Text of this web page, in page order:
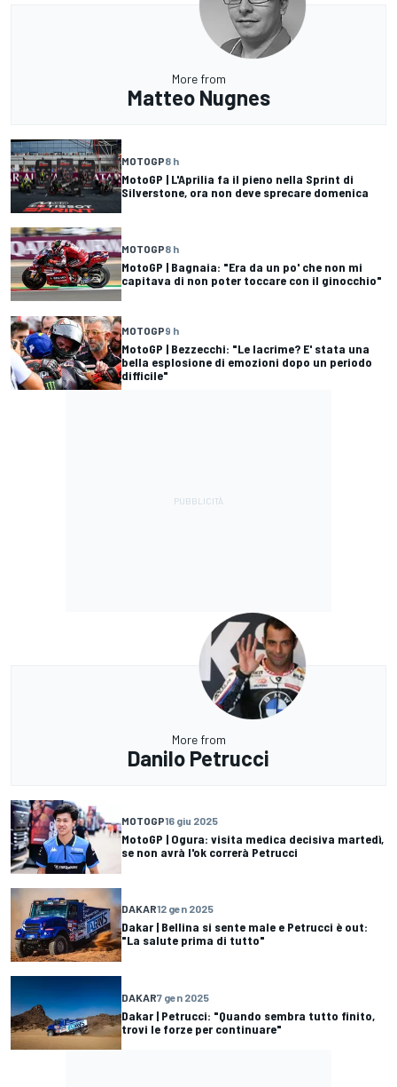
More from
Matteo Nugnes
MOTOGP8 h
MotoGP | L'Aprilia fa il pieno nella Sprint di
Silverstone, ora non deve sprecare domenica
MOTOGP8 h
MotoGP | Bagnaia: "Era da un po' che non mi
capitava di non poter toccare con il ginocchio"
MOTOGP9 h
MotoGP | Bezzecchi: "Le lacrime? E' stata una
bella esplosione di emozioni dopo un periodo
difficile"
More from
Danilo Petrucci
MOTOGP16 giu 2025
MotoGP | Ogura: visita medica decisiva martedì,
se non avrà l'ok correrà Petrucci
DAKAR12 gen 2025
Dakar | Bellina si sente male e Petrucci è out:
"La salute prima di tutto"
DAKAR7 gen 2025
Dakar | Petrucci: "Quando sembra tutto finito,
trovi le forze per continuare"